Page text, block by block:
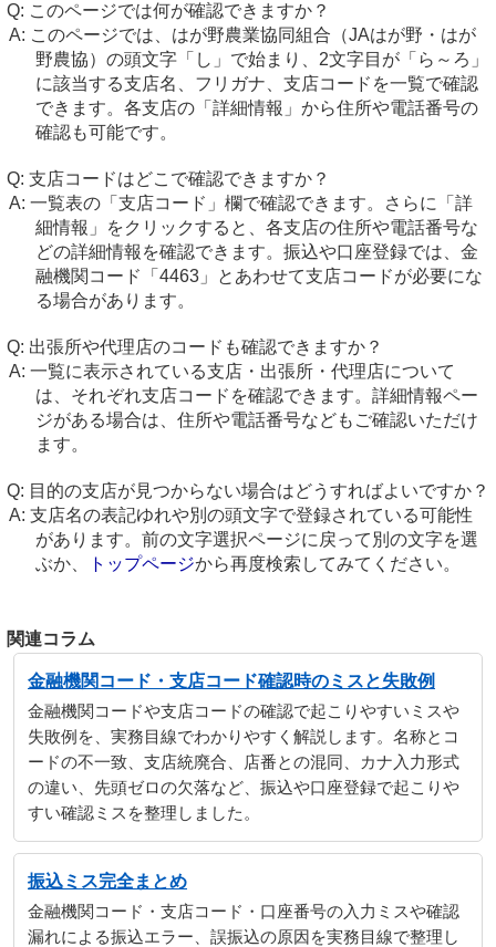
このページでは何が確認できますか？
このページでは、はが野農業協同組合（JAはが野・はが
野農協）の頭文字「し」で始まり、2文字目が「ら～ろ」
に該当する支店名、フリガナ、支店コードを一覧で確認
できます。各支店の「詳細情報」から住所や電話番号の
確認も可能です。
支店コードはどこで確認できますか？
一覧表の「支店コード」欄で確認できます。さらに「詳
細情報」をクリックすると、各支店の住所や電話番号な
どの詳細情報を確認できます。振込や口座登録では、金
融機関コード「4463」とあわせて支店コードが必要にな
る場合があります。
出張所や代理店のコードも確認できますか？
一覧に表示されている支店・出張所・代理店について
は、それぞれ支店コードを確認できます。詳細情報ペー
ジがある場合は、住所や電話番号などもご確認いただけ
ます。
目的の支店が見つからない場合はどうすればよいですか？
支店名の表記ゆれや別の頭文字で登録されている可能性
があります。前の文字選択ページに戻って別の文字を選
ぶか、
トップページから再度検索してみてください。
関連コラム
金融機関コード・支店コード確認時のミスと失敗例
金融機関コードや支店コードの確認で起こりやすいミスや
失敗例を、実務目線でわかりやすく解説します。名称とコ
ードの不一致、支店統廃合、店番との混同、カナ入力形式
の違い、先頭ゼロの欠落など、振込や口座登録で起こりや
すい確認ミスを整理しました。
振込ミス完全まとめ
金融機関コード・支店コード・口座番号の入力ミスや確認
漏れによる振込エラー、誤振込の原因を実務目線で整理し